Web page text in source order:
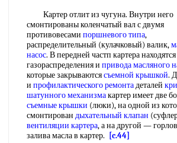
Картер отлит из чугуна. Внутри него
смонтированы коленчатый вал с двумя
противовесами поршневого типа,
распределительный (кулачковый) валик,
насос. В передней частп картера
газораспределения и привода масляного
которые закрываютсясъемной крышкой.
и профилактического ремонтадеталей
шатунного механизмакартер имеет две
съемные крышки (люки), на одной из
смонтирован дыхательный клапан
вентиляции картера, а на другой —
залива масла в картер.
[c.44]